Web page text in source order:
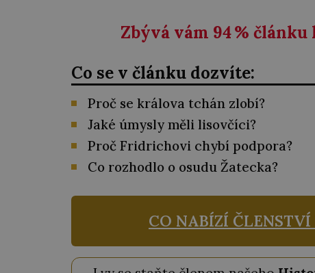
Zbývá vám 94% článku
Co se v článku dozvíte:
Proč se králova tchán zlobí?
Jaké úmysly měli lisovčíci?
Proč Fridrichovi chybí podpora?
Co rozhodlo o osudu Žatecka?
CO NABÍZÍ